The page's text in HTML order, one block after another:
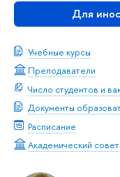
Для
Учебные курсы
Преподаватели
Число студентов и
Документы
Расписание
Академический совет